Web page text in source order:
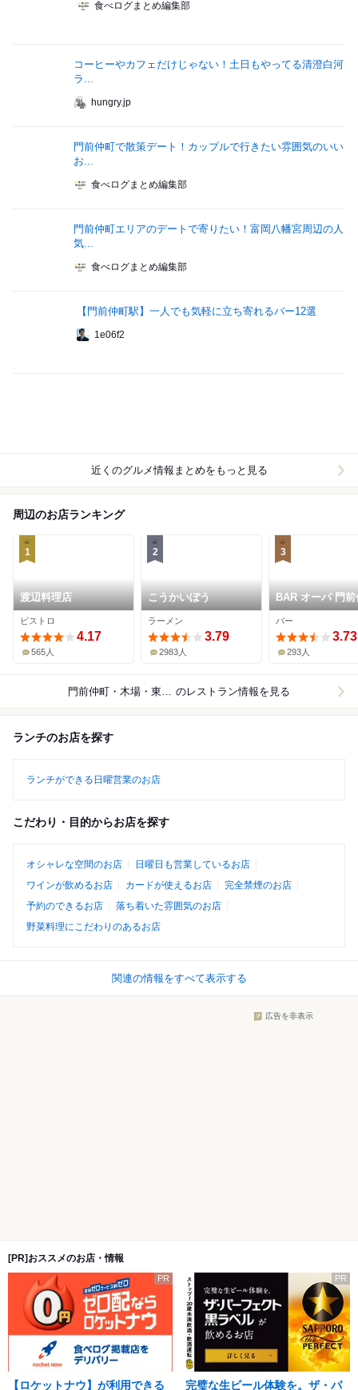
食べログまとめ編集部
コーヒーやカフェだけじゃない！土日もやってる清澄白河
ラ...
hungry.jp
門前仲町で散策デート！カップルで行きたい雰囲気のいい
お...
食べログまとめ編集部
門前仲町エリアのデートで寄りたい！富岡八幡宮周辺の人
気...
食べログまとめ編集部
【門前仲町駅】一人でも気軽に立ち寄れるバー12選
1e06f2
近くのグルメ情報まとめをもっと見る
周辺のお店ランキング
1
渡辺料理店
ビストロ
4.17
565人
2
こうかいぼう
ラーメン
3.79
2983人
3
BAR オーパ 門
店
バー
3.73
293人
門前仲町・木場・東陽町 のレストラン情報を見る
ランチのお店を探す
ランチができる日曜営業のお店
こだわり・目的からお店を探す
オシャレな空間のお店
日曜日も営業しているお店
ワインが飲めるお店
カードが使えるお店
完全禁煙のお店
予約のできるお店
落ち着いた雰囲気のお店
野菜料理にこだわりのあるお店
関連の情報をすべて表示する
広告を非表示
[PR]おススメのお店・情報
PR
【ロケットナウ】が利用できる
PR
完璧な生ビール体験を。ザ・パ